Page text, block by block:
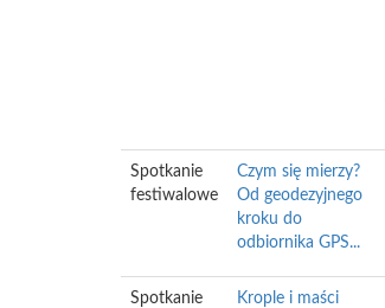
Spotkanie
festiwalowe
Czym się mierzy?
Od geodezyjnego
kroku do
odbiornika GPS...
Spotkanie
Krople i maści